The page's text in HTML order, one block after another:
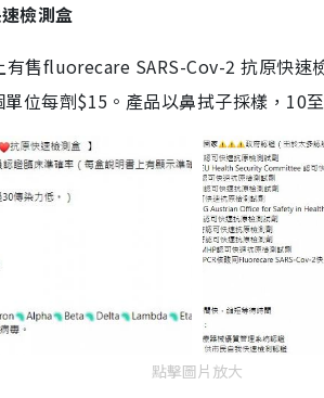
檢測盒
售fluorecare SARS-Cov-2 抗原快速
位每劑$15。產品以鼻拭子採樣，10
點擊圖片放大